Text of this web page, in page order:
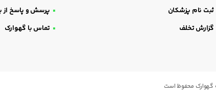
ثبت نام پزشکان
پرسش و پاسخ از
گزارش تخلف
تماس با گهوارک
گهوارک محفوظ است